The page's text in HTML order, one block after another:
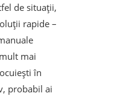
de situații,
rapide –
mai
în
probabil ai